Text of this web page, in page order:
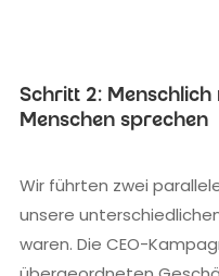
Schritt 2:
Menschen sprechen
Wir führten zwei
unsere
waren. Die CEO-